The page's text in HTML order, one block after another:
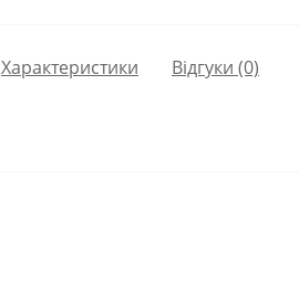
Характеристики Відгуки (0)